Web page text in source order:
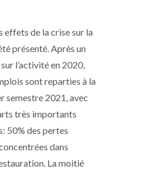
effets de la crise sur la
présenté. Après un
l’activité en 2020,
sont reparties à la
semestre 2021, avec
très importants
50% des pertes
dans
La moitié